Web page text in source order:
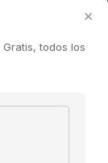
×
todos los